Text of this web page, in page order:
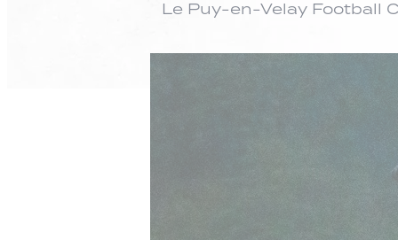
Le Puy-en-Velay Football